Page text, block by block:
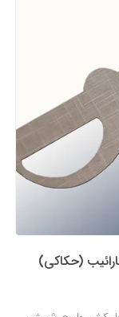
(حکاکی)